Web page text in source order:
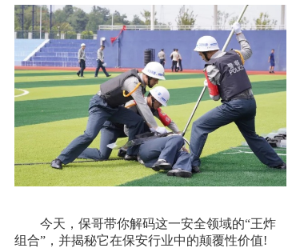
今天，保哥带你解码这一安全领域的“王炸
组合”，并揭秘它在保安行业中的颠覆性价值!